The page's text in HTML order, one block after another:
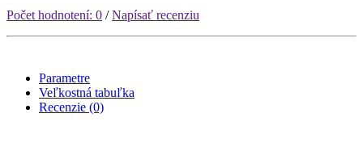
Počet hodnotení: 0 /Napísať recenziu
Parametre
Veľkostná tabuľka
Recenzie (0)